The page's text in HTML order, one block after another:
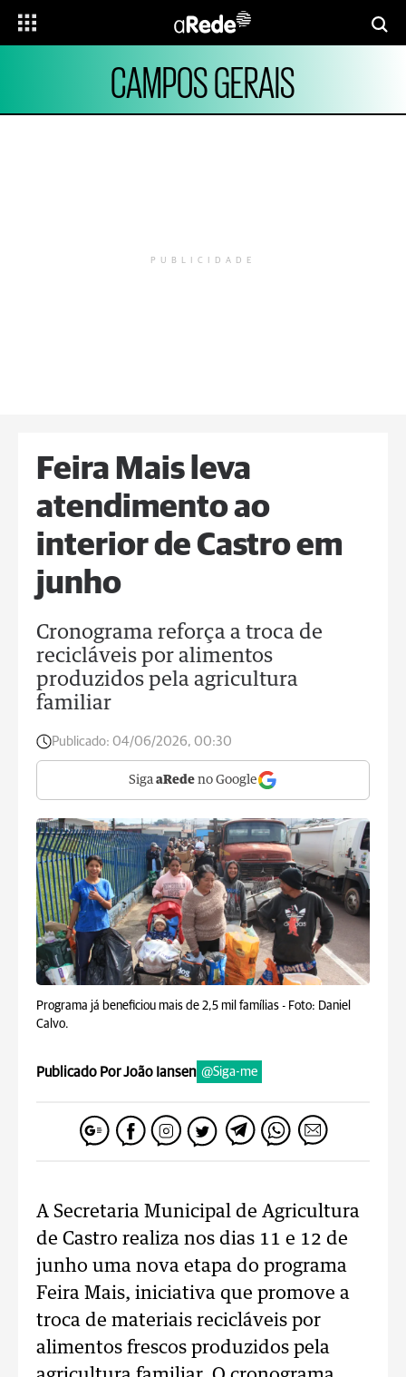
CAMPOS GERAIS
PUBLICIDADE
Feira Mais leva
atendimento ao
interior de Castro em
junho
Cronograma reforça a troca de
recicláveis por alimentos
produzidos pela agricultura
familiar
Publicado: 04/06/2026, 00:30
Siga aRede no Google
Programa já beneficiou mais de 2,5 mil famílias - Foto: Daniel
Calvo.
Publicado Por João Iansen @Siga-me
A Secretaria Municipal de Agricultura
de Castro realiza nos dias 11 e 12 de
junho uma nova etapa do programa
Feira Mais, iniciativa que promove a
troca de materiais recicláveis por
alimentos frescos produzidos pela